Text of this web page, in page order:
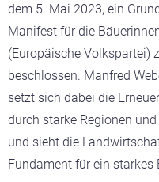
dem 5. Mai 2023, ein
Manifest für die
(Europäische Volkspartei)
beschlossen. Manfred
setzt sich dabei die
durch starke Regionen
und sieht die
Fundament für ein starkes